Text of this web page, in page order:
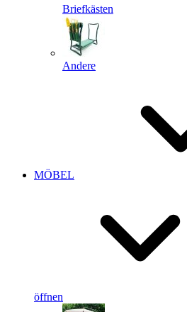
Briefkästen
Andere
MÖBEL
öffnen